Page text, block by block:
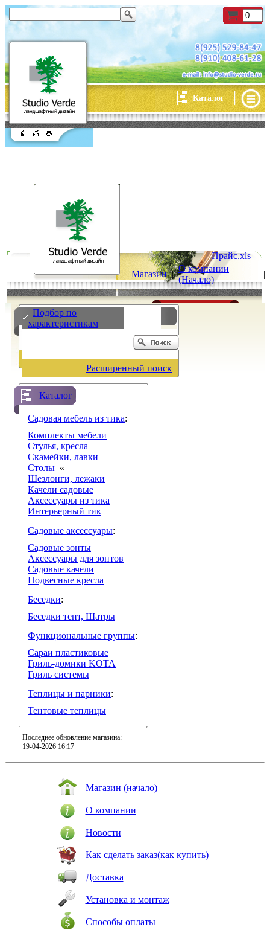
Каталог |
Магазин |
О компании
(Начало)
|
Прайс.xls
Подбор по
характеристикам
Расширенный поиск
Каталог
Садовая мебель из тика:
Комплекты мебели
Стулья, кресла
Скамейки, лавки
Столы «
Шезлонги, лежаки
Качели садовые
Аксессуары из тика
Интерьерный тик
Садовые аксессуары:
Садовые зонты
Аксессуары для зонтов
Садовые качели
Подвесные кресла
Беседки:
Беседки тент, Шатры
Функциональные группы:
Сараи пластиковые
Гриль-домики KOTA
Гриль системы
Теплицы и парники:
Тентовые теплицы
Последнее обновление магазина:
19-04-2026 16:17
Магазин (начало)
О компании
Новости
Как сделать заказ(как купить)
Доставка
Установка и монтаж
Способы оплаты